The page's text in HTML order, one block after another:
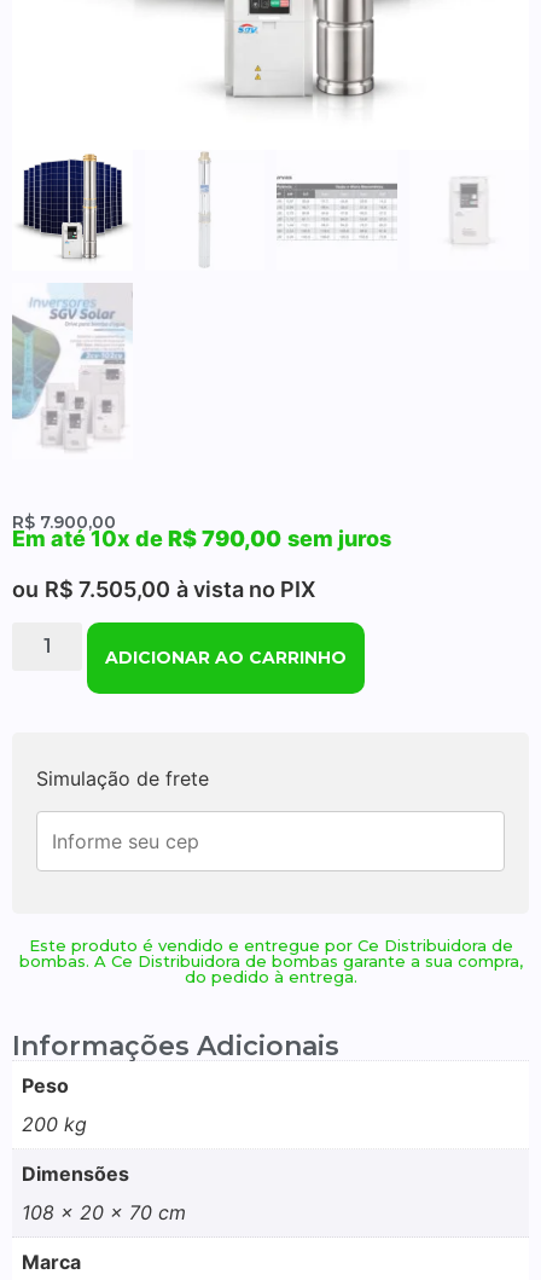
R$ 7.900,00
Em até 10x deR$790,00 sem juros
ou R$ 7.505,00 à vista no PIX
ADICIONAR AO CARRINHO
Simulação de frete
Este produto é vendido e entregue por Ce Distribuidora de
bombas. A Ce Distribuidora de bombas garante a sua compra,
do pedido à entrega.
Informações Adicionais
Peso
200 kg
Dimensões
108 × 20 × 70 cm
Marca